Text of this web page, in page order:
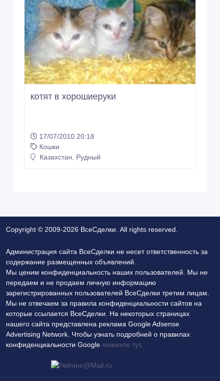
котят в хорошиеруки
17/07/2010 20:18
Кошки
Казахстан, Рудный
Copyright © 2009-2026 ВсеСделки. All rights reserved.
Администрация сайта ВсеСделки не несет ответственность за
содержание размещенных объявлений.
Мы ценим конфиденциальность наших пользователей. Мы не
передаем и не продаем личную информацию
зарегистрированных пользователей ВсеСделки третим лицам.
Мы не отвечаем за правила конфиденциальности сайтов на
которые ссылается ВсеСделки. На некоторых страницах
нашего сайта представлена реклама Google Adsense
Advertising Network. Чтобы узнать подробней о правилах
конфиденциальности Google нажмите тут.